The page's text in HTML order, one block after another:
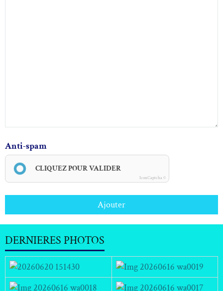
Anti-spam
CLIQUEZ POUR VALIDER
IconCaptcha ©
Ajouter
DERNIERES PHOTOS